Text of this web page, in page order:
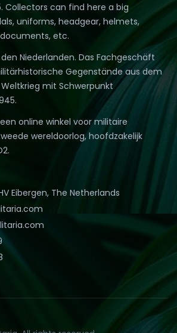
Collectors can find here a big
uniforms, headgear, helmets,
etc.
Niederlanden. Das Fachgeschäft
Gegenstände aus dem
mit Schwerpunkt
online winkel voor militaire
wereldoorlog, hoofdzakelijk
Eibergen, The Netherlands